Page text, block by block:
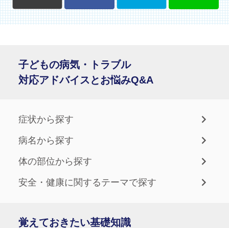
子どもの病気・トラブル
対応アドバイスとお悩みQ&A
症状から探す
病名から探す
体の部位から探す
安全・健康に関するテーマで探す
覚えておきたい基礎知識